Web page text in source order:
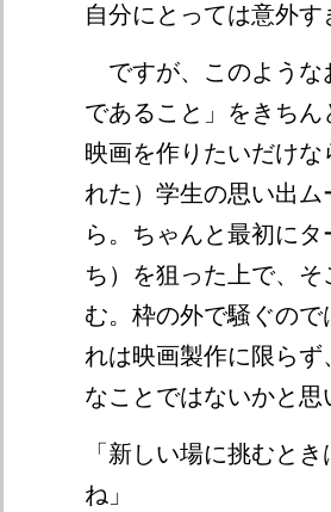
自分にとっては意外す
ですが、このような
であること」をきち
映画を作りたいだけ
れた）学生の思い出
ら。ちゃんと最初に
ち）を狙った上で、
む。枠の外で騒ぐの
れは映画製作に限ら
なことではないかと思
「新しい場に挑むと
ね」